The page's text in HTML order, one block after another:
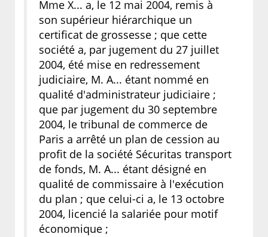
Mme X... a, le 12 mai 2004, remis à
son supérieur hiérarchique un
certificat de grossesse ; que cette
société a, par jugement du 27 juillet
2004, été mise en redressement
judiciaire, M. A... étant nommé en
qualité d'administrateur judiciaire ;
que par jugement du 30 septembre
2004, le tribunal de commerce de
Paris a arrêté un plan de cession au
profit de la société Sécuritas transport
de fonds, M. A... étant désigné en
qualité de commissaire à l'exécution
du plan ; que celui-ci a, le 13 octobre
2004, licencié la salariée pour motif
économique ;